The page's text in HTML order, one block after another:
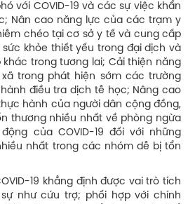
với COVID-19 và các sự việc khẩn
Nân cao năng lực của các trạm y
chéo tại cơ sở y tế và cung cấp
khỏe thiết yếu trong đại dịch và
trong tương lai; Cải thiện năng
trong phát hiện sớm các trường
điều tra dịch tễ học; Nâng cao
hành của người dân cộng đồng,
thương nhiều nhất về phòng ngừa
động của COVID-19 đối với những
nhất trong các nhóm dễ bị tổn
19 khẳng định được vai trò tích
như cứu trợ; phối hợp với chính